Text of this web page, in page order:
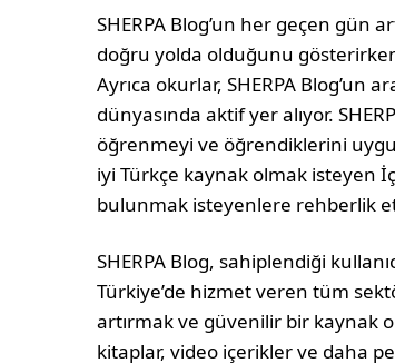
SHERPA Blog’un her geçen gün
doğru yolda olduğunu
Ayrıca okurlar, SHERPA
dünyasında aktif yer alıyor.
öğrenmeyi ve öğrendiklerini
iyi Türkçe kaynak olmak isteyen
bulunmak isteyenlere rehberlik
SHERPA Blog, sahiplendiği
Türkiye’de hizmet veren tüm
artırmak ve güvenilir bir kaynak
kitaplar, video içerikler ve daha